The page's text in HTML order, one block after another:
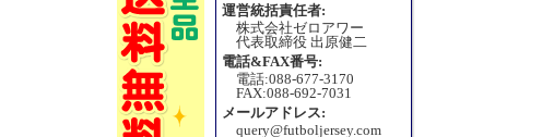
運営統括責任者:
株式会社ゼロアワー
代表取締役 出原健二
電話&FAX番号:
電話:088-677-3170
FAX:088-692-7031
メールアドレス:
query@futboljersey.com